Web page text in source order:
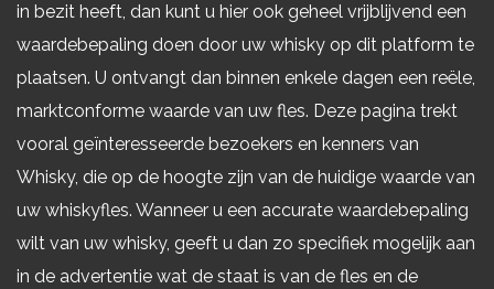
in bezit heeft, dan kunt u hier ook geheel vrijblijvend een
waardebepaling doen door uw whisky op dit platform te
plaatsen. U ontvangt dan binnen enkele dagen een reële,
marktconforme waarde van uw fles. Deze pagina trekt
vooral geïnteresseerde bezoekers en kenners van
Whisky, die op de hoogte zijn van de huidige waarde van
uw whiskyfles. Wanneer u een accurate waardebepaling
wilt van uw whisky, geeft u dan zo specifiek mogelijk aan
in de advertentie wat de staat is van de fles en de